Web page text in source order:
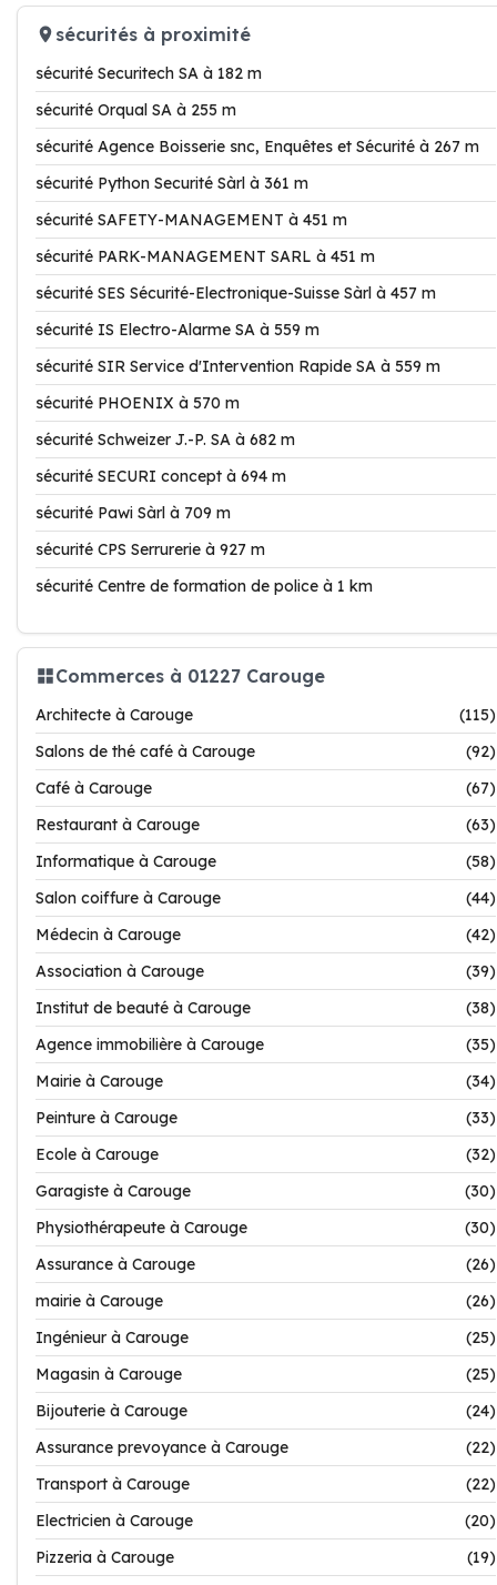
sécurités à proximité
sécurité Securitech SA à 182 m
sécurité Orqual SA à 255 m
sécurité Agence Boisserie snc, Enquêtes et Sécurité à 267 m
sécurité Python Securité Sàrl à 361 m
sécurité SAFETY-MANAGEMENT à 451 m
sécurité PARK-MANAGEMENT SARL à 451 m
sécurité SES Sécurité-Electronique-Suisse Sàrl à 457 m
sécurité IS Electro-Alarme SA à 559 m
sécurité SIR Service d'Intervention Rapide SA à 559 m
sécurité PHOENIX à 570 m
sécurité Schweizer J.-P. SA à 682 m
sécurité SECURI concept à 694 m
sécurité Pawi Sàrl à 709 m
sécurité CPS Serrurerie à 927 m
sécurité Centre de formation de police à 1 km
Commerces à 01227 Carouge
Architecte à Carouge
(115)
Salons de thé café à Carouge
(92)
Café à Carouge
(67)
Restaurant à Carouge
(63)
Informatique à Carouge
(58)
Salon coiffure à Carouge
(44)
Médecin à Carouge
(42)
Association à Carouge
(39)
Institut de beauté à Carouge
(38)
Agence immobilière à Carouge
(35)
Mairie à Carouge
(34)
Peinture à Carouge
(33)
Ecole à Carouge
(32)
Garagiste à Carouge
(30)
Physiothérapeute à Carouge
(30)
Assurance à Carouge
(26)
mairie à Carouge
(26)
Ingénieur à Carouge
(25)
Magasin à Carouge
(25)
Bijouterie à Carouge
(24)
Assurance prevoyance à Carouge
(22)
Transport à Carouge
(22)
Electricien à Carouge
(20)
Pizzeria à Carouge
(19)